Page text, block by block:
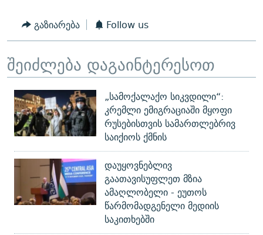
გაზიარება Follow us
შეიძლება დაგაინტერესოთ
„სამოქალაქო სიკვდილი“:
კრემლი ემიგრაციაში მყოფი
რუსებისთვის სამართლებრივ
საიქიოს ქმნის
დაუყოვნებლივ
გაათავისუფლეთ მზია
ამაღლობელი - ეუთოს
წარმომადგენელი მედიის
საკითხებში